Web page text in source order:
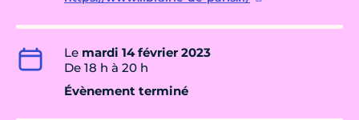
Le mardi 14 février 2023
De 18 h à 20 h
Évènement terminé